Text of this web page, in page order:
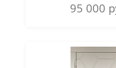
95 000